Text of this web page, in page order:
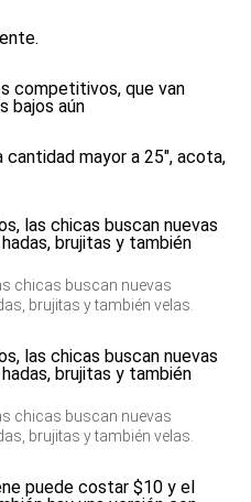
competitivos, que van
bajos aún
cantidad mayor a 25", acota,
chicas buscan nuevas
brujitas y también velas.
chicas buscan nuevas
brujitas y también velas.